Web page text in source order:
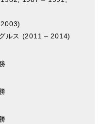
ルス (2011 – 2014)